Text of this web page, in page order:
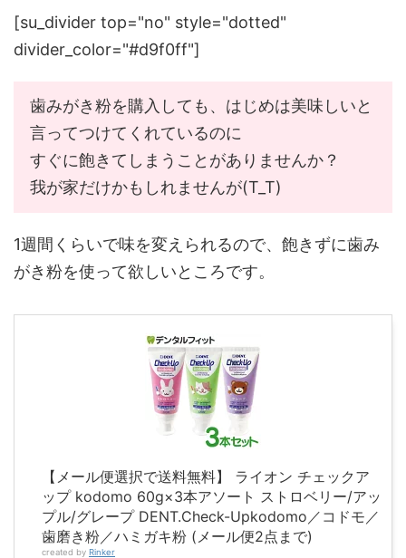
[su_divider top="no" style="dotted"
divider_color="#d9f0ff"]
歯みがき粉を購入しても、はじめは美味しいと
言ってつけてくれているのに
すぐに飽きてしまうことがありませんか？
我が家だけかもしれませんが(T_T)
1週間くらいで味を変えられるので、飽きずに歯み
がき粉を使って欲しいところです。
【メール便選択で送料無料】 ライオン チェックア
ップ kodomo 60g×3本アソート ストロベリー/アッ
プル/グレープ DENT.Check-Upkodomo／コドモ／
歯磨き粉／ハミガキ粉 (メール便2点まで)
created by Rinker